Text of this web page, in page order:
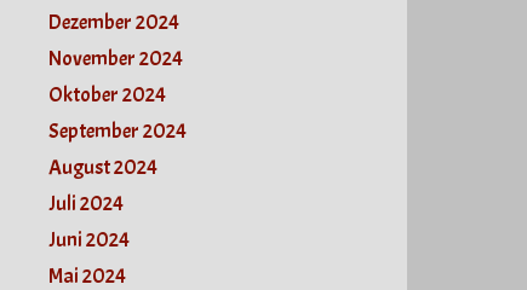
Dezember 2024
November 2024
Oktober 2024
September 2024
August 2024
Juli 2024
Juni 2024
Mai 2024